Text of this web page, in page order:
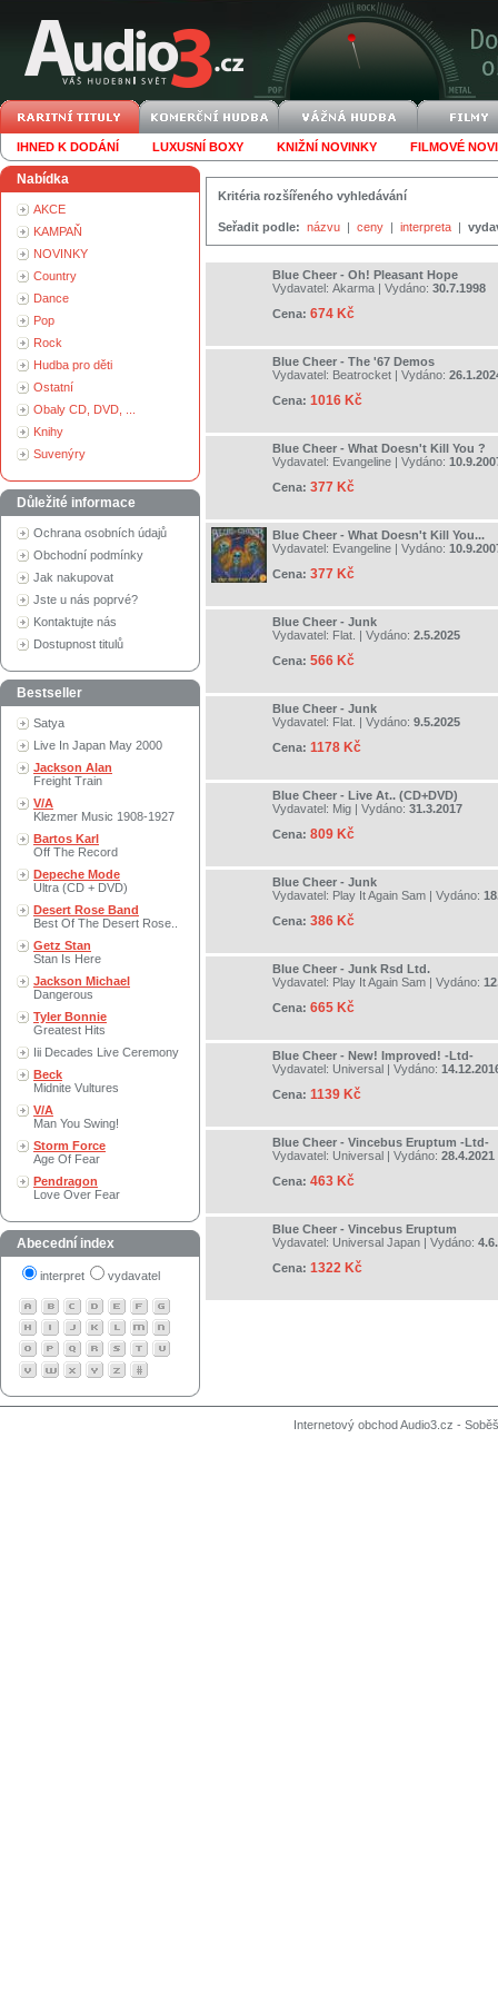
IHNED K DODÁNÍ LUXUSNÍ BOXY KNIŽNÍ NOVINKY FILMOVÉ
Nabídka
AKCE
KAMPAŇ
NOVINKY
Country
Dance
Pop
Rock
Hudba pro děti
Ostatní
Obaly CD, DVD, ...
Knihy
Suvenýry
Důležité informace
Ochrana osobních údajů
Obchodní podmínky
Jak nakupovat
Jste u nás poprvé?
Kontaktujte nás
Dostupnost titulů
Bestseller
Satya
Live In Japan May 2000
Jackson Alan
Freight Train
V/A
Klezmer Music 1908-1927
Bartos Karl
Off The Record
Depeche Mode
Ultra (CD + DVD)
Desert Rose Band
Best Of The Desert Rose..
Getz Stan
Stan Is Here
Jackson Michael
Dangerous
Tyler Bonnie
Greatest Hits
Iii Decades Live Ceremony
Beck
Midnite Vultures
V/A
Man You Swing!
Storm Force
Age Of Fear
Pendragon
Love Over Fear
Abecední index
interpret vydavatel
Kritéria rozšířeného vyhledávání
Seřadit podle: názvu | ceny | interpreta |
Blue Cheer - Oh! Pleasant Hope
Vydavatel: Akarma | Vydáno: 30.7.1998
Cena: 674 Kč
Blue Cheer - The '67 Demos
Vydavatel: Beatrocket | Vydáno:
Cena: 1016 Kč
Blue Cheer - What Doesn't Kill You ?
Vydavatel: Evangeline | Vydáno:
Cena: 377 Kč
Blue Cheer - What Doesn't Kill You...
Vydavatel: Evangeline | Vydáno:
Cena: 377 Kč
Blue Cheer - Junk
Vydavatel: Flat. | Vydáno: 2.5.2025
Cena: 566 Kč
Blue Cheer - Junk
Vydavatel: Flat. | Vydáno: 9.5.2025
Cena: 1178 Kč
Blue Cheer - Live At.. (CD+DVD)
Vydavatel: Mig | Vydáno: 31.3.2017
Cena: 809 Kč
Blue Cheer - Junk
Vydavatel: Play It Again Sam | Vydáno:
Cena: 386 Kč
Blue Cheer - Junk Rsd Ltd.
Vydavatel: Play It Again Sam | Vydáno:
Cena: 665 Kč
Blue Cheer - New! Improved! -Ltd-
Vydavatel: Universal | Vydáno:
Cena: 1139 Kč
Blue Cheer - Vincebus Eruptum -Ltd-
Vydavatel: Universal | Vydáno: 28.4.2021
Cena: 463 Kč
Blue Cheer - Vincebus Eruptum
Vydavatel: Universal Japan | Vydáno:
Cena: 1322 Kč
Internetový obchod Audio3.cz -